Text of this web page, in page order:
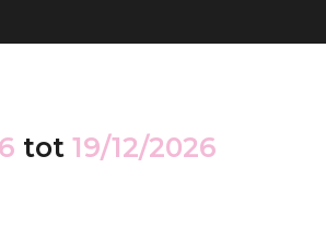
tot 19/12/2026